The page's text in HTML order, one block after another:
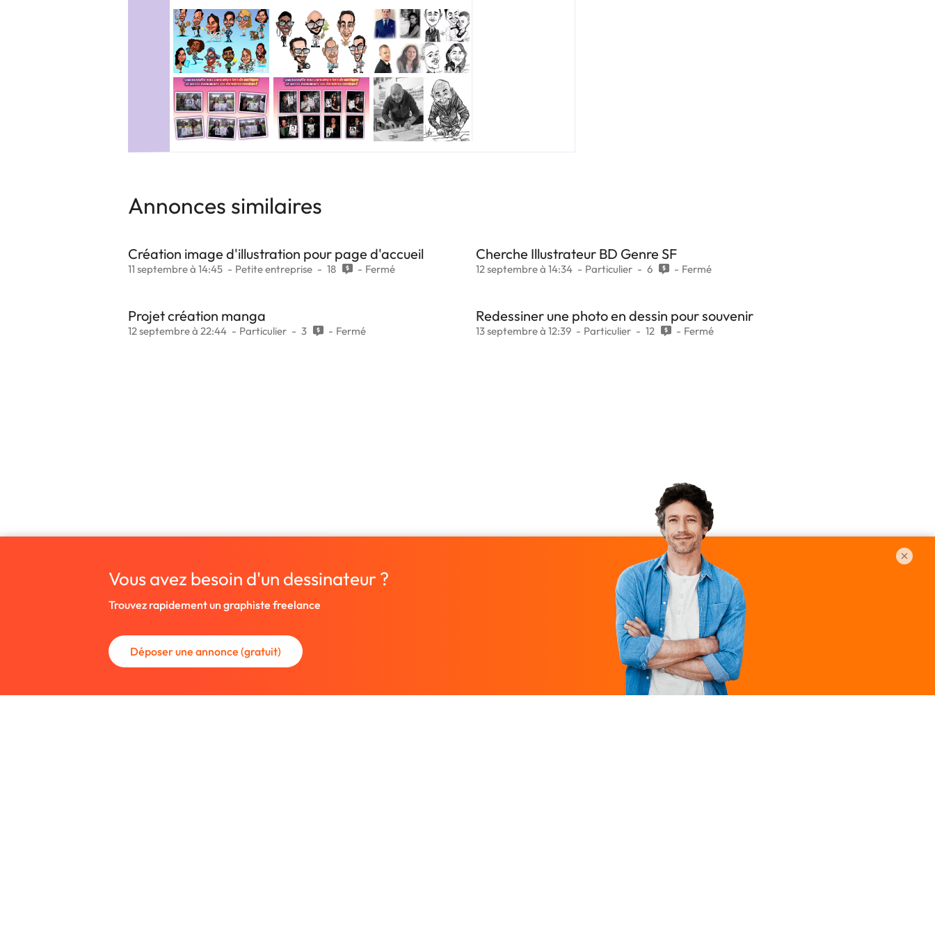
Annonces similaires
Création image d'illustration pour page d'accueil
11 septembre à 14:45 Petite entreprise 18 Fermé
Cherche Illustrateur BD Genre SF
12 septembre à 14:34 Particulier 6 Fermé
Projet création manga
12 septembre à 22:44 Particulier 3 Fermé
Redessiner une photo en dessin pour souvenir
13 septembre à 12:39 Particulier 12 Fermé
Vous avez besoin d'un dessinateur ?
Trouvez rapidement un graphiste freelance
Déposer une annonce (gratuit)